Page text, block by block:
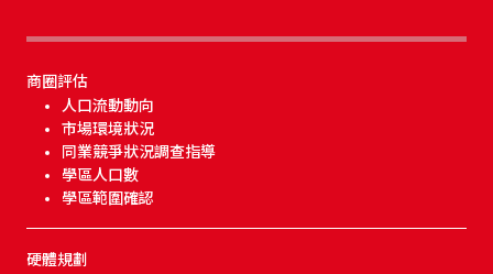
商圈評估
人口流動動向
市場環境狀況
同業競爭狀況調查指導
學區人口數
學區範圍確認
硬體規劃